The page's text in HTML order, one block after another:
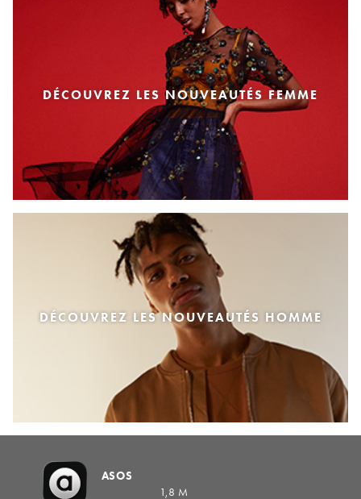
DÉCOUVREZ LES NOUVEAUTÉS FEMME
DÉCOUVREZ LES NOUVEAUTÉS HOMME
ASOS
1,8 M